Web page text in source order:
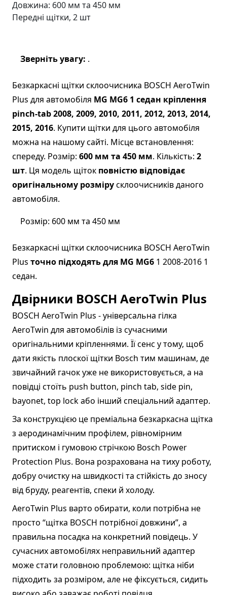
Довжина: 600 мм та 450 мм
Передні щітки, 2 шт
Зверніть увагу: .
Безкаркасні щітки склоочисника BOSCH AeroTwin
Plus для автомобіля MG MG6 1 седан кріплення
pinch-tab 2008, 2009, 2010, 2011, 2012, 2013, 2014,
2015, 2016. Купити щітки для цього автомобіля
можна на нашому сайті. Місце встановлення:
спереду. Розмір: 600 мм та 450 мм. Кількість: 2
шт. Ця модель щіток повністю відповідає
оригінальному розмірусклоочисників даного
автомобіля.
Розмір: 600 мм та 450 мм
Безкаркасні щітки склоочисника BOSCH AeroTwin
Plus точно підходять для MG MG6 1 2008-2016 1
седан.
Двірники BOSCH AeroTwin Plus
BOSCH AeroTwin Plus - універсальна гілка
AeroTwin для автомобілів із сучасними
оригінальними кріпленнями. Її сенс у тому, щоб
дати якість плоскої щітки Bosch тим машинам, де
звичайний гачок уже не використовується, а на
повідці стоїть push button, pinch tab, side pin,
bayonet, top lock або інший спеціальний адаптер.
За конструкцією це преміальна безкаркасна щітка
з аеродинамічним профілем, рівномірним
притиском і гумовою стрічкою Bosch Power
Protection Plus. Вона розрахована на тиху роботу,
добру очистку на швидкості та стійкість до зносу
від бруду, реагентів, спеки й холоду.
AeroTwin Plus варто обирати, коли потрібна не
просто “щітка BOSCH потрібної довжини”, а
правильна посадка на конкретний повідець. У
сучасних автомобілях неправильний адаптер
може стати головною проблемою: щітка ніби
підходить за розміром, але не фіксується, сидить